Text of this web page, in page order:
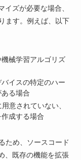
ズが必要な場合、
ます。例えば、以下
械学習アルゴリズ
バイスの特定のハー
る場合
意されていない、
成する場合
ため、ソースコード
、既存の機能を拡張